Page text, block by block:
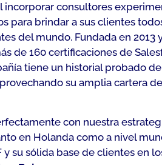
incorporar consultores
para brindar a sus clientes
del mundo. Fundada en 2013
de 160 certificaciones de
tiene un historial probado de
su amplia cartera
con nuestra
en Holanda como a nivel
su sólida base de clientes en